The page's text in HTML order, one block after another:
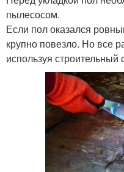
пылесосом.
Если пол оказался
крупно повезло. Но все
используя